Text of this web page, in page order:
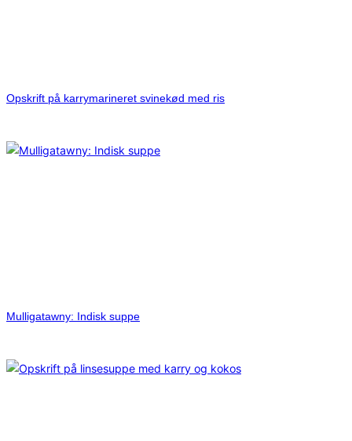
Opskrift på karrymarineret svinekød med ris
Mulligatawny: Indisk suppe